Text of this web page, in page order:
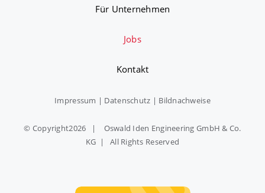
Für Unternehmen
Jobs
Kontakt
Impressum | Datenschutz | Bildnachweise
© Copyright2026 | Oswald Iden Engineering GmbH & Co.
KG | All Rights Reserved